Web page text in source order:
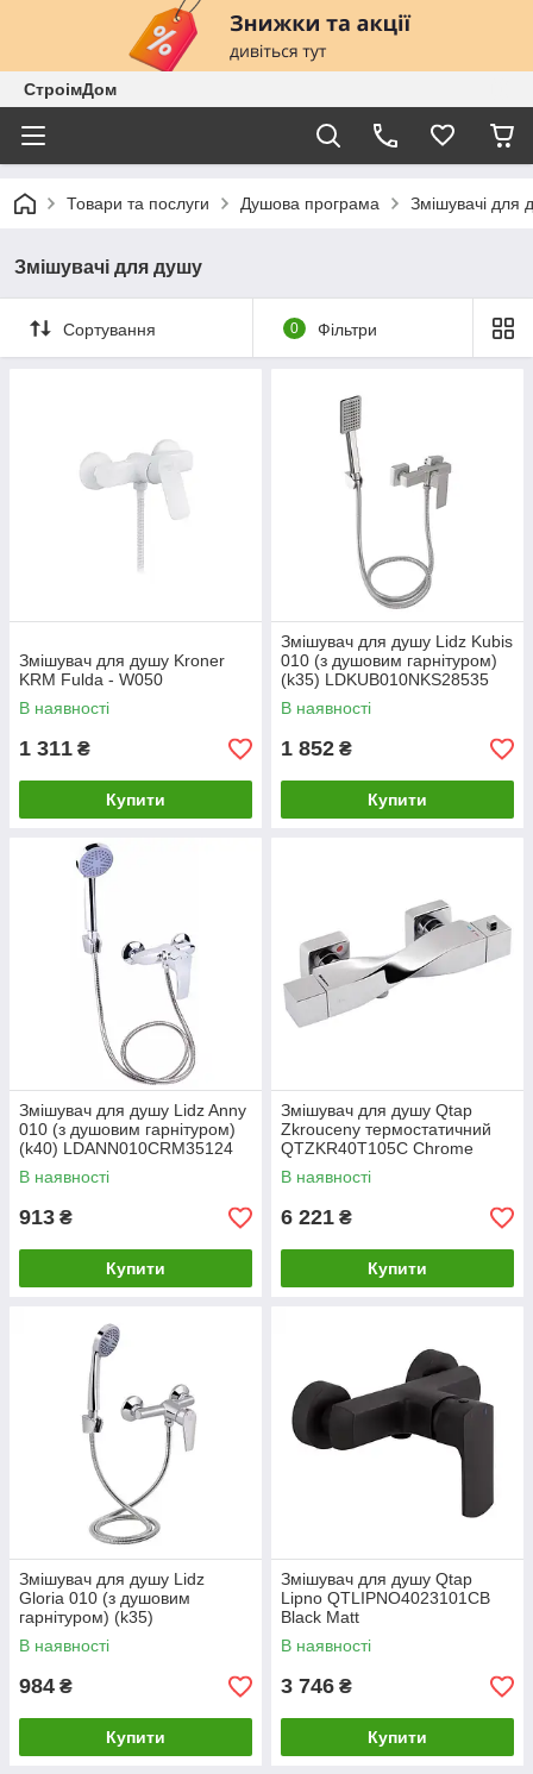
СтроімДом
Товари та послуги Душова програма Змішувачі для
Змішувачі для душу
Сортування 0 Фільтри
Змішувач для душу Kroner
KRM Fulda - W050
В наявності
1 311 ₴
Купити
Змішувач для душу Lidz Kubis
010 (з душовим гарнітуром)
(k35) LDKUB010NKS28535
Nickel
В наявності
1 852 ₴
Купити
Змішувач для душу Lidz Anny
010 (з душовим гарнітуром)
(k40) LDANN010CRM35124
Chrome
В наявності
913 ₴
Купити
Змішувач для душу Qtap
Zkrouceny термостатичний
QTZKR40T105C Chrome
В наявності
6 221 ₴
Купити
Змішувач для душу Lidz
Gloria 010 (з душовим
гарнітуром) (k35)
LDGLO010CRM35101
Chrome
В наявності
984 ₴
Купити
Змішувач для душу Qtap
Lipno QTLIPNO4023101CB
Black Matt
В наявності
3 746 ₴
Купити